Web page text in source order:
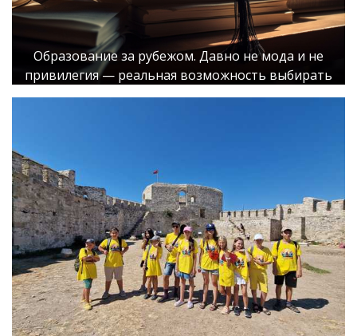
Образование за рубежом. Давно не мода и не
привилегия — реальная возможность выбирать